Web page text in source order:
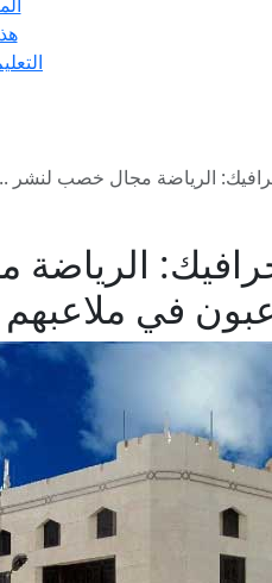
الرياضة مجال خصب لنشر
في